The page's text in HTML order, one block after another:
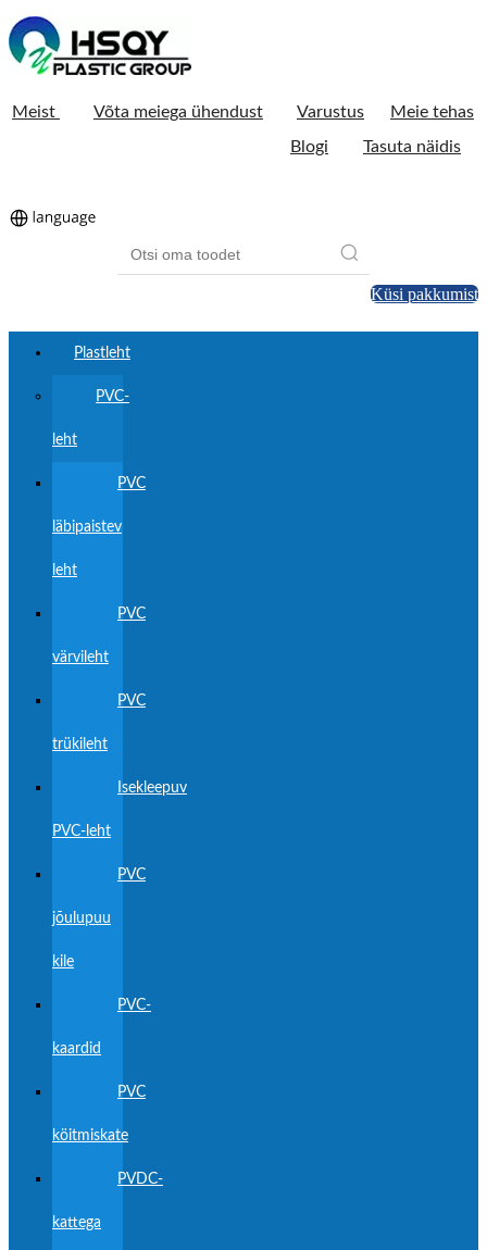
Meist Võta meiega ühendust Varustus
Meie tehas
Blogi
Tasuta näidis
Küsi pakkumist
Plastleht
PVC-
leht
PVC
läbipaistev
leht
PVC
värvileht
PVC
trükileht
Isekleepuv
PVC-leht
PVC
jõulupuu
kile
PVC-
kaardid
PVC
köitmiskate
PVDC-
kattega